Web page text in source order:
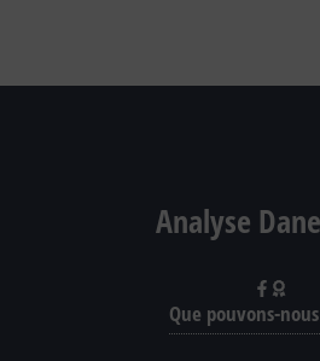
Analyse
Que pouvons-